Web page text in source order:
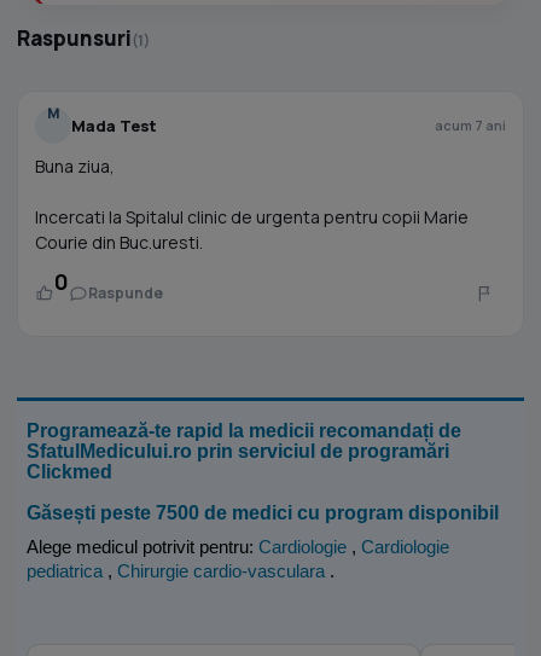
Raspunsuri(1)
M
Mada Test acum 7 ani
Buna ziua,
Incercati la Spitalul clinic de urgenta pentru copii Marie
Courie din Buc.uresti.
0 Raspunde
Programează-te rapid la medicii recomandați de
SfatulMedicului.ro prin serviciul de programări
Clickmed
Găsești peste 7500 de medici cu program disponibil
Alege medicul potrivit pentru: Cardiologie , Cardiologie
pediatrica , Chirurgie cardio-vasculara .